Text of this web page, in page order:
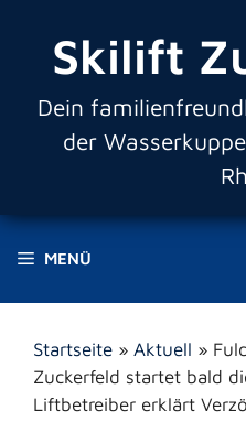
springenSkilift
Dein
der
MENÜ
Startseite » Aktuell »
Zuckerfeld startet bald
Liftbetreiber erklärt